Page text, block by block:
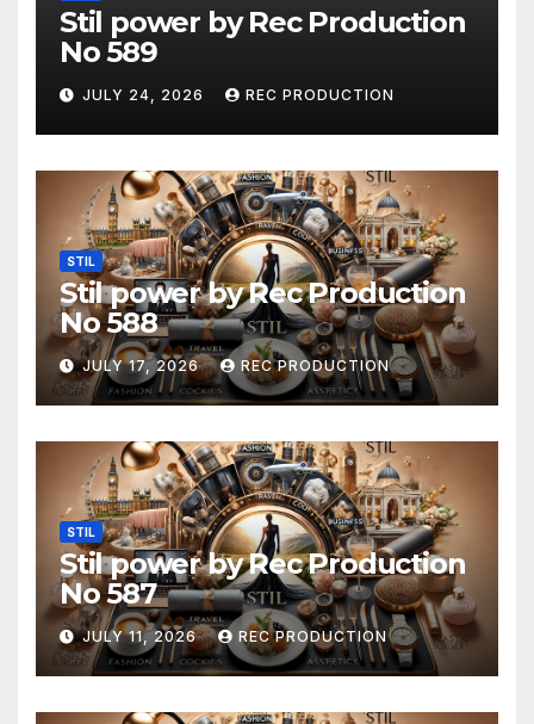
Stil power by Rec Production
No 589
JULY 24, 2026 REC PRODUCTION
STIL
Stil power by Rec Production
No 588
JULY 17, 2026 REC PRODUCTION
STIL
Stil power by Rec Production
No 587
JULY 11, 2026 REC PRODUCTION